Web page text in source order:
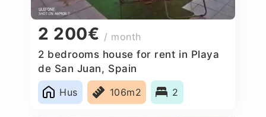
2 200€ / month
2 bedrooms house for rent in Playa
de San Juan, Spain
Hus
106m2 2